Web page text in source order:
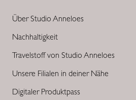
Über Studio Anneloes
Nachhaltigkeit
Travelstoff von Studio Anneloes
Unsere Filialen in deiner Nähe
Digitaler Produktpass